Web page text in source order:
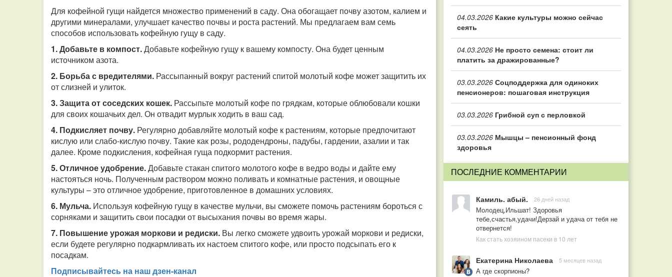
Для кофейной гущи найдется множество применений в саду. Она обогащает почву азотом, калием и
другими минералами, улучшает качество почвы и роста растений. Мы предлагаем вам семь
способов использовать кофейную гущу в саду.
1. Добавьте в компост.Добавьте кофейную гущу к вашему компосту. Она будет ценным
источником азота.
2. Борьба с вредителями. Рассыпанный вокруг растений спитой молотый кофе может защитить их
от слизней и улиток.
3. Защита от соседских кошек. Рассыпьте молотый кофе по грядкам, которые облюбовали кошки
для своих кошачьих дел. Он отвадит мурлык ходить в ваш сад.
4. Подкисляет почву. Регулярно добавляйте молотый кофе к растениям, которые предпочитают
кислую или слабо-кислую почву. Такие как розы, рододендроны, падубы, гардении, азалии и так
далее. Кроме подкисления, кофейная гуща подкормит растения.
5. Отличное удобрение.Добавьте стакан спитого молотого кофе в ведро воды и дайте ему
настояться ночь. Полученным раствором можно поливать и комнатные растения, и овощные
культуры – это отличное удобрение, приготовленное в домашних условиях.
6. Мульча. Используя кофейную гущу в качестве мульчи, вы сможете помочь растениям бороться с
сорняками и защитить свои посадки от высыхания почвы во время жары.
7. Повышение урожая моркови и редиски. Вы легко сможете удвоить урожай моркови и редиски,
если будете регулярно подкармливать их настоем спитого кофе, или просто подсыпать его к
посадкам.
Подписывайтесь на наш дзен-канал
04.03.2026 Какие культуры можно сейчас
сеять
04.03.2026 Не просто семена: стоит ли
платить за дражированные?
03.03.2026 Соцподдержка для одиноких
пенсионеров: пошаговая инструкция
03.03.2026 Грибной суп с перловкой
03.03.2026 Мышцы – пенсионный фонд
здоровья
ПОСЛЕДНИЕ КОММЕНТАРИИ
Камиль. абый. 26 дней назад
Молодец,Ильшат! Здоровья
тебе,счастья,удачи!Дерзай и удача от тебя не
отвернется!
Как стать хозяином пасеки в 10 лет
Екатерина Николаева 5 месяцев назад
А где скорпионы?